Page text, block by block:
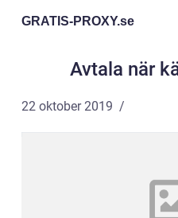
GRATIS-PROXY.se
Avtala när
22 oktober 2019